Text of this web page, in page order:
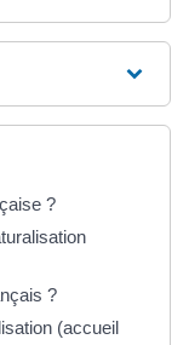
?
?
(accueil